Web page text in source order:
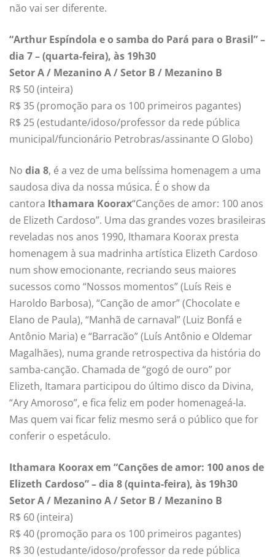
não vai ser diferente.
“Arthur Espíndola e o samba do Pará para o Brasil” –
dia 7 – (quarta-feira), às 19h30
Setor A / Mezanino A / Setor B / Mezanino B
R$ 50 (inteira)
R$ 35 (promoção para os 100 primeiros pagantes)
R$ 25 (estudante/idoso/professor da rede pública
municipal/funcionário Petrobras/assinante O Globo)
No dia 8, é a vez de uma belíssima homenagem a uma
saudosa diva da nossa música. É o show da
cantora Ithamara Koorax“Canções de amor: 100 anos
de Elizeth Cardoso”. Uma das grandes vozes brasileiras
reveladas nos anos 1990, Ithamara Koorax presta
homenagem à sua madrinha artística Elizeth Cardoso
num show emocionante, recriando seus maiores
sucessos como “Nossos momentos” (Luís Reis e
Haroldo Barbosa), “Canção de amor” (Chocolate e
Elano de Paula), “Manhã de carnaval” (Luiz Bonfá e
Antônio Maria) e “Barracão” (Luís Antônio e Oldemar
Magalhães), numa grande retrospectiva da história do
samba-canção. Chamada de “gogó de ouro” por
Elizeth, Itamara participou do último disco da Divina,
“Ary Amoroso”, e fica feliz em poder homenageá-la.
Mas quem vai ficar feliz mesmo será o público que for
conferir o espetáculo.
Ithamara Koorax em “Canções de amor: 100 anos de
Elizeth Cardoso” – dia 8 (quinta-feira), às 19h30
Setor A / Mezanino A / Setor B / Mezanino B
R$ 60 (inteira)
R$ 40 (promoção para os 100 primeiros pagantes)
R$ 30 (estudante/idoso/professor da rede pública